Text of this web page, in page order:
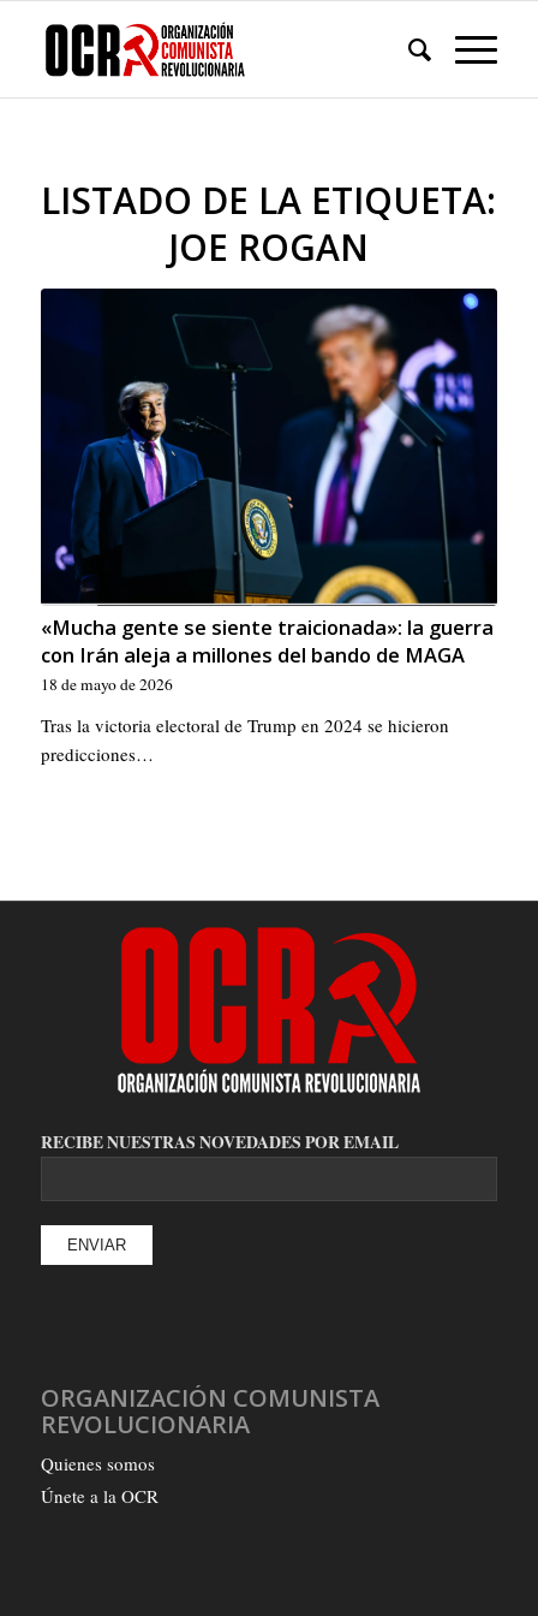
LISTADO DE LA ETIQUETA:
JOE ROGAN
«Mucha gente se siente traicionada»: la guerra
con Irán aleja a millones del bando de MAGA
18 de mayo de 2026
Tras la victoria electoral de Trump en 2024 se hicieron
predicciones…
RECIBE NUESTRAS NOVEDADES POR EMAIL
ORGANIZACIÓN COMUNISTA
REVOLUCIONARIA
Quienes somos
Únete a la OCR